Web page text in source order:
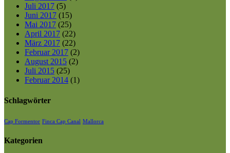
Juli 2017 (5)
Juni 2017 (15)
Mai 2017 (25)
April 2017 (22)
März 2017 (22)
Februar 2017 (2)
August 2015 (2)
Juli 2015 (25)
Februar 2014 (1)
Schlagwörter
Cap Formentor Finca Cap Canal Mallorca
Kategorien